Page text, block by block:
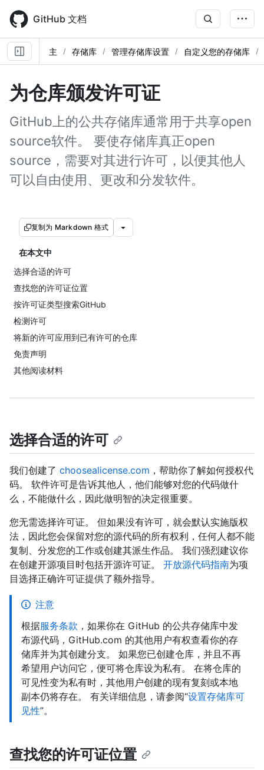
main
content
GitHub 文档
主 存储库 管理存储库设置 自定义您的存储库
为仓库颁发许可证
GitHub上的公共存储库通常用于共享open
source软件。 要使存储库真正open
source，需要对其进行许可，以便其他人
可以自由使用、更改和分发软件。
复制为 Markdown 格式
在本文中
选择合适的许可
查找您的许可证位置
按许可证类型搜索GitHub
检测许可
将新的许可应用到已有许可的仓库
免责声明
其他阅读材料
选择合适的许可
我们创建了 choosealicense.com ，帮助你了解如何授权代
码。 软件许可是告诉其他人，他们能够对您的代码做什
么，不能做什么，因此做明智的决定很重要。
您无需选择许可证。 但如果没有许可，就会默认实施版权
法，因此您会保留对您的源代码的所有权利，任何人都不能
复制、分发您的工作或创建其派生作品。 我们强烈建议你
在创建开源项目时包括开源许可证。 开放源代码指南为项
目选择正确许可证提供了额外指导。
注意
根据服务条款 ，如果你在 GitHub 的公共存储库中发
布源代码，GitHub.com 的其他用户有权查看你的存
储库并为其创建分支。 如果您已创建仓库，并且不再
希望用户访问它，便可将仓库设为私有。 在将仓库的
可见性变为私有时，其他用户创建的现有复刻或本地
副本仍将存在。 有关详细信息，请参阅“设置存储库可
见性”。
查找您的许可证位置